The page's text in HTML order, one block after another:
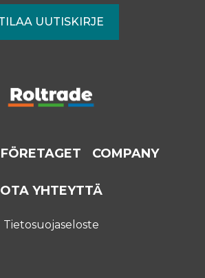
FÖRETAGET COMPANY
OTA YHTEYTTÄ
Tietosuojaseloste